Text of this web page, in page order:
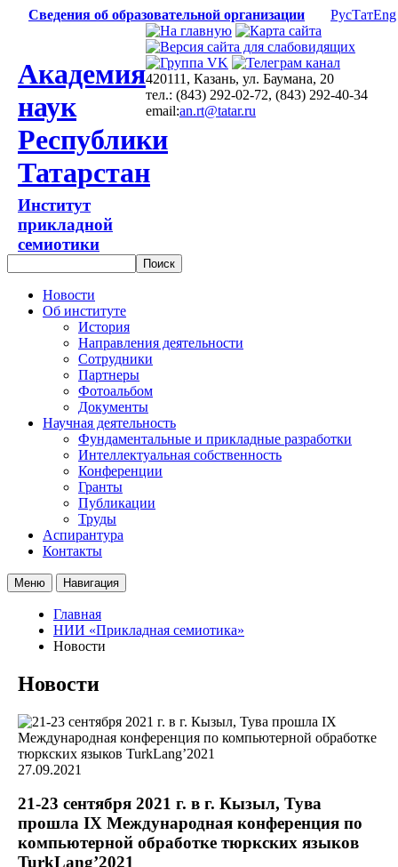
Сведения об образовательной организации РусТатEng
Академия
наук
Республики
Татарстан
Институт
прикладной
семиотики
420111, Казань, ул. Баумана, 20
тел.: (843) 292-02-72, (843) 292-40-34
email:an.rt@tatar.ru
Новости
Об институте
История
Направления деятельности
Сотрудники
Партнеры
Фотоальбом
Документы
Научная деятельность
Фундаментальные и прикладные разработки
Интеллектуальная собственность
Конференции
Гранты
Публикации
Труды
Аспирантура
Контакты
Меню Навигация
Главная
НИИ «Прикладная семиотика»
Новости
Новости
27.09.2021
21-23 сентября 2021 г. в г. Кызыл, Тува
прошла IX Международная конференция по
компьютерной обработке тюркских языков
TurkLang’2021